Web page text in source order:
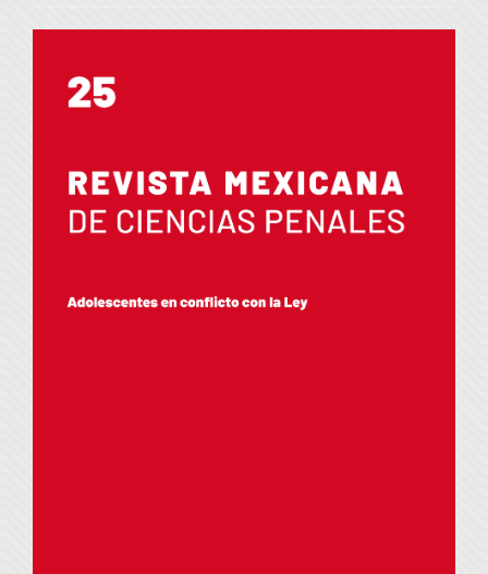
lateral
del